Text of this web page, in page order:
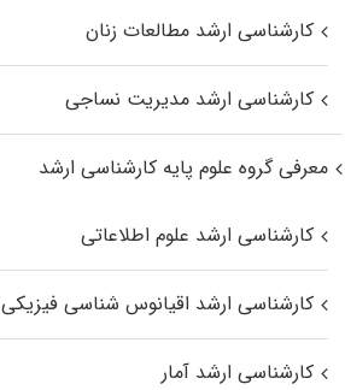
کارشناسی ارشد مطالعات زنان
کارشناسی ارشد مدیریت نساجی
معرفی گروه علوم پایه کارشناسی ارشد
کارشناسی ارشد علوم اطلاعاتی
کارشناسی ارشد اقیانوس‌ شناسی فیزیکی
کارشناسی ارشد آمار